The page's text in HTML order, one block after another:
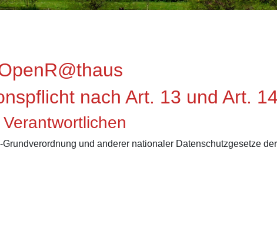
aus
nach Art. 13 und Art.
und anderer nationaler Datenschutzgesetze